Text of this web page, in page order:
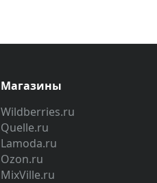
Магазины
Wildberries.ru
Quelle.ru
Lamoda.ru
Ozon.ru
MixVille.ru